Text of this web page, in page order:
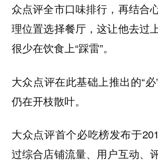
众点评全市口味排行，再结合
理位置选择餐厅，这让他去过
很少在饮食上“踩雷”。
大众点评在此基础上推出的“
仍在开枝散叶。
大众点评首个必吃榜发布于
过综合店铺流量、用户互动、